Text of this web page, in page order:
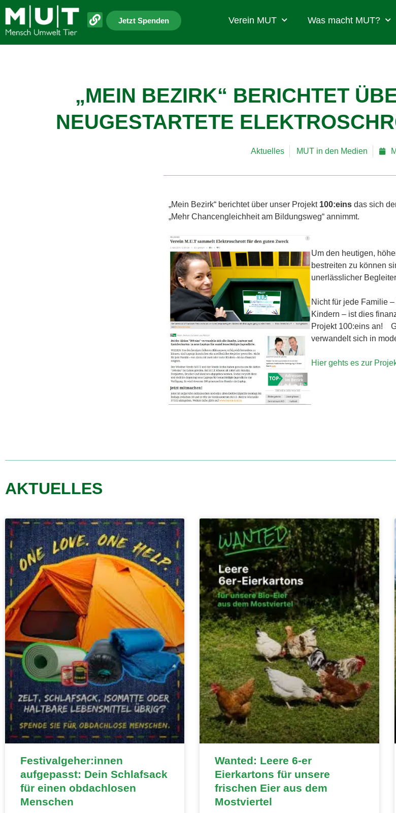
Jetzt Spenden Verein MUT Was macht MUT?
„MEIN BEZIRK“ BERICHTET
NEUGESTARTETE
Aktuelles MUT in den Medien
„Mein Bezirk“ berichtet über unser Projekt 100:eins das sich
„Mehr Chancengleichheit am Bildungsweg“ annimmt.
Um den heutigen,
bestreiten zu können
unerlässlicher
Nicht für jede Familie
Kindern – ist dies
Projekt 100:eins an!
verwandelt sich in
Hier gehts es zur
AKTUELLES
Festivalgeher:innen
aufgepasst: Dein Schlafsack
für einen obdachlosen
Menschen
Wanted: Leere 6-er
Eierkartons für unsere
frischen Eier aus dem
Mostviertel